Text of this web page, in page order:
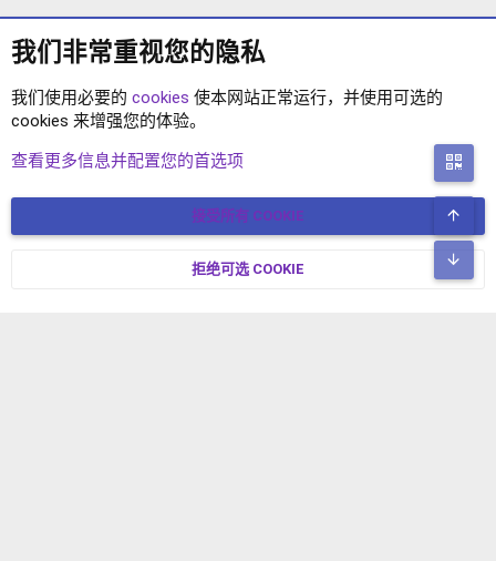
XENFORO 2.2 主题
简体中文 联系我们
© COPYRIGHT 2017-2026 XENFORO中文社区 版权所有 冀ICP备
我们非常重视您的隐私
我们使用必要的 cookies 使本网站正常运行，并使用可选的
cookies 来增强您的体验。
查看更多信息并配置您的首选项
接受所有 COOKIE
拒绝可选 COOKIE